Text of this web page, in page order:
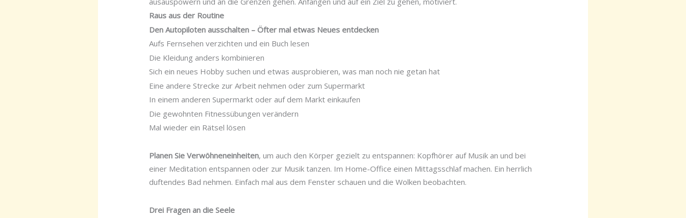
Raus aus der Routine
Den Autopiloten ausschalten – Öfter mal etwas Neues entdecken
Aufs Fernsehen verzichten und ein Buch lesen
Die Kleidung anders kombinieren
Sich ein neues Hobby suchen und etwas ausprobieren, was man noch nie getan hat
Eine andere Strecke zur Arbeit nehmen oder zum Supermarkt
In einem anderen Supermarkt oder auf dem Markt einkaufen
Die gewohnten Fitnessübungen verändern
Mal wieder ein Rätsel lösen
Planen Sie Verwöhneneinheiten, um auch den Körper gezielt zu entspannen: Kopfhörer auf Musik an und bei
einer Meditation entspannen oder zur Musik tanzen. Im Home-Office einen Mittagsschlaf machen. Ein herrlich
duftendes Bad nehmen. Einfach mal aus dem Fenster schauen und die Wolken beobachten.
Drei Fragen an die Seele